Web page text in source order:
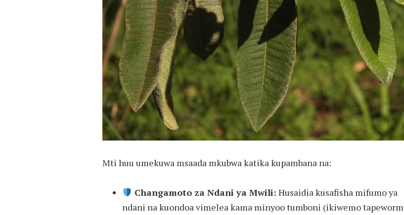
Mti huu umekuwa msaada mkubwa katika kupambana na:
Changamoto za Ndani ya Mwili: Husaidia kusafisha mifumo ya
ndani na kuondoa vimelea kama minyoo tumboni (ikiwemo tapeworm